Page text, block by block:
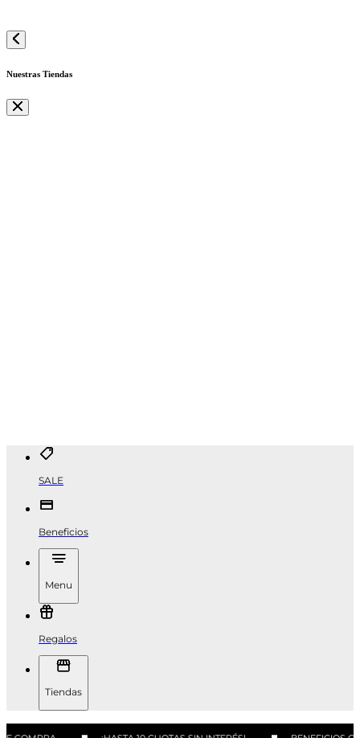
Nuestras Tiendas
SALE
Beneficios
Menu
Regalos
Tiendas